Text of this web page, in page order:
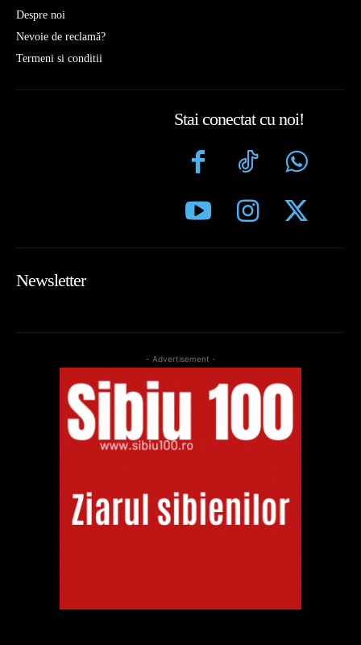
Despre noi
Nevoie de reclamă?
Termeni si conditii
Stai conectat cu noi!
Newsletter
- Advertisement -